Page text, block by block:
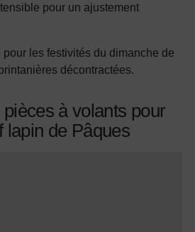
pour un ajustement
les festivités du dimanche de
décontractées.
à volants pour
lapin de Pâques